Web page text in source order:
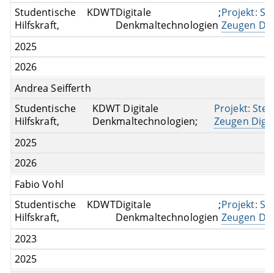
Studentische
Hilfskraft,
KDWTDigitale
Denkmaltechnologien
;Projekt:
Zeugen
2025
2026
Andrea Seifferth
Studentische
Hilfskraft,
KDWT Digitale
Denkmaltechnologien;
Projekt:
Zeugen
2025
2026
Fabio Vohl
Studentische
Hilfskraft,
KDWTDigitale
Denkmaltechnologien
;Projekt:
Zeugen
2023
2025